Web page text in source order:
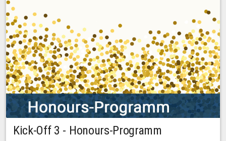
Kick-Off 3 - Honours-Programm